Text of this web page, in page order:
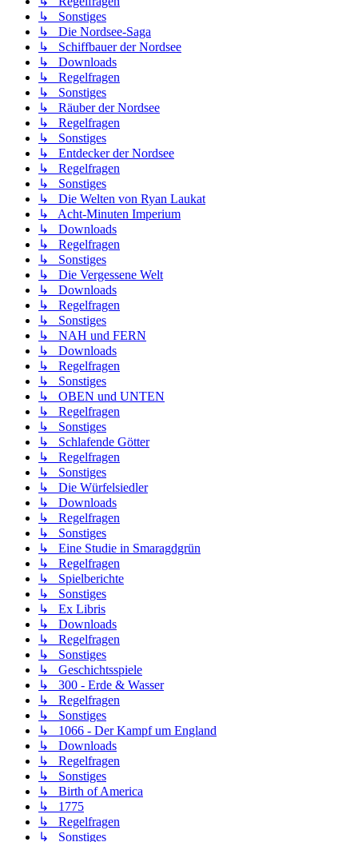
↳ Sonstiges
↳ Die Nordsee-Saga
↳ Schiffbauer der Nordsee
↳ Downloads
↳ Regelfragen
↳ Sonstiges
↳ Räuber der Nordsee
↳ Regelfragen
↳ Sonstiges
↳ Entdecker der Nordsee
↳ Regelfragen
↳ Sonstiges
↳ Die Welten von Ryan Laukat
↳ Acht-Minuten Imperium
↳ Downloads
↳ Regelfragen
↳ Sonstiges
↳ Die Vergessene Welt
↳ Downloads
↳ Regelfragen
↳ Sonstiges
↳ NAH und FERN
↳ Downloads
↳ Regelfragen
↳ Sonstiges
↳ OBEN und UNTEN
↳ Regelfragen
↳ Sonstiges
↳ Schlafende Götter
↳ Regelfragen
↳ Sonstiges
↳ Die Würfelsiedler
↳ Downloads
↳ Regelfragen
↳ Sonstiges
↳ Eine Studie in Smaragdgrün
↳ Regelfragen
↳ Spielberichte
↳ Sonstiges
↳ Ex Libris
↳ Downloads
↳ Regelfragen
↳ Sonstiges
↳ Geschichtsspiele
↳ 300 - Erde & Wasser
↳ Regelfragen
↳ Sonstiges
↳ 1066 - Der Kampf um England
↳ Downloads
↳ Regelfragen
↳ Sonstiges
↳ Birth of America
↳ 1775
↳ Regelfragen
↳ Sonstiges